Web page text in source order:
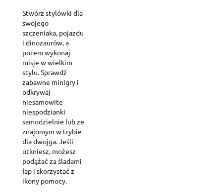
Stwórz stylówki dla
swojego
szczeniaka, pojazdu
i dinozaurów, a
potem wykonaj
misje w wielkim
stylu. Sprawdź
zabawne minigry i
odkrywaj
niesamowite
niespodzianki
samodzielnie lub ze
znajomym w trybie
dla dwojga. Jeśli
utkniesz, możesz
podążać za śladami
łap i skorzystać z
ikony pomocy.